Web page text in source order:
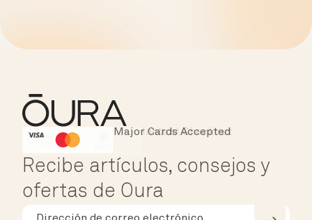
HSA/FSA Eligible
Instant Checkout
Major Cards Accepted
Recibe artículos, consejos y
ofertas de Oura